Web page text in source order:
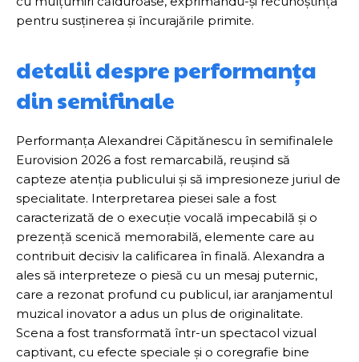
pentru susținerea și încurajările primite.
detalii despre performanța
din semifinale
Performanța Alexandrei Căpitănescu în semifinalele
Eurovision 2026 a fost remarcabilă, reușind să
capteze atenția publicului și să impresioneze juriul de
specialitate. Interpretarea piesei sale a fost
caracterizată de o execuție vocală impecabilă și o
prezență scenică memorabilă, elemente care au
contribuit decisiv la calificarea în finală. Alexandra a
ales să interpreteze o piesă cu un mesaj puternic,
care a rezonat profund cu publicul, iar aranjamentul
muzical inovator a adus un plus de originalitate.
Scena a fost transformată într-un spectacol vizual
captivant, cu efecte speciale și o coregrafie bine